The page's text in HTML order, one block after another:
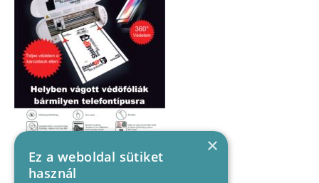
×
Ez a weboldal sütiket
használ